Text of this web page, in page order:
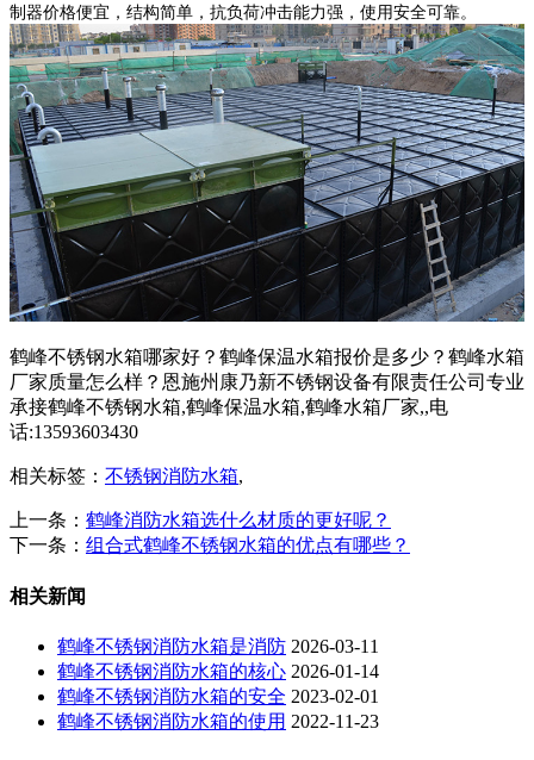
制器价格便宜，结构简单，抗负荷冲击能力强，使用安全可靠。
鹤峰不锈钢水箱哪家好？鹤峰保温水箱报价是多少？鹤峰水箱
厂家质量怎么样？恩施州康乃新不锈钢设备有限责任公司专业
承接鹤峰不锈钢水箱,鹤峰保温水箱,鹤峰水箱厂家,,电
话:13593603430
相关标签： 不锈钢消防水箱,
上一条： 鹤峰消防水箱选什么材质的更好呢？
下一条： 组合式鹤峰不锈钢水箱的优点有哪些？
相关新闻
鹤峰不锈钢消防水箱是消防 2026-03-11
鹤峰不锈钢消防水箱的核心 2026-01-14
鹤峰不锈钢消防水箱的安全 2023-02-01
鹤峰不锈钢消防水箱的使用 2022-11-23